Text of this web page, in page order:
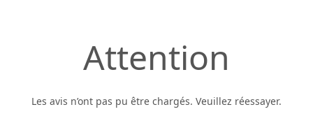
Attention
Les avis n’ont pas pu être chargés. Veuillez réessayer.